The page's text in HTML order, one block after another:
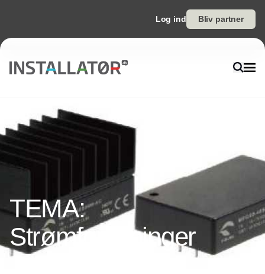
Log ind Bliv partner
TEMA:
Strømforsyninger